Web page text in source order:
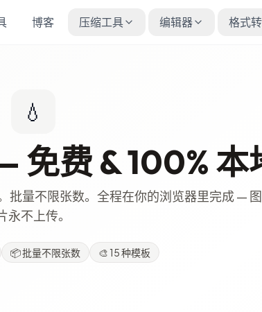
博客 压缩工具 编辑器 格式
💧
免费 & 100% 本
批量不限张数。全程在你的浏览器里完成 — 图
永不上传。
📦批量不限张数 🎨 15 种模板